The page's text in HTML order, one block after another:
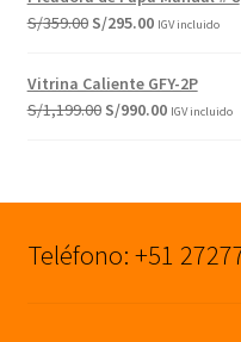
era:
S/359.00 El
original
era:
S/295.00El
actual
es:
IGV incluido
Vitrina Caliente GFY-2P
S/1,199.00 El
S/990.00ElIGV incluido
Teléfono: +51